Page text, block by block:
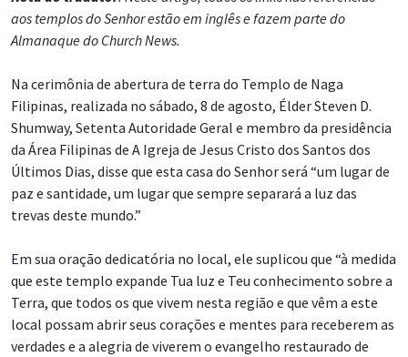
aos templos do Senhor estão em inglês e fazem parte do
Almanaque do Church News.
Na cerimônia de abertura de terra do Templo de Naga
Filipinas, realizada no sábado, 8 de agosto, Élder Steven D.
Shumway, Setenta Autoridade Geral e membro da presidência
da Área Filipinas de A Igreja de Jesus Cristo dos Santos dos
Últimos Dias, disse que esta casa do Senhor será “um lugar de
paz e santidade, um lugar que sempre separará a luz das
trevas deste mundo.”
Em sua oração dedicatória no local, ele suplicou que “à medida
que este templo expande Tua luz e Teu conhecimento sobre a
Terra, que todos os que vivem nesta região e que vêm a este
local possam abrir seus corações e mentes para receberem as
verdades e a alegria de viverem o evangelho restaurado de